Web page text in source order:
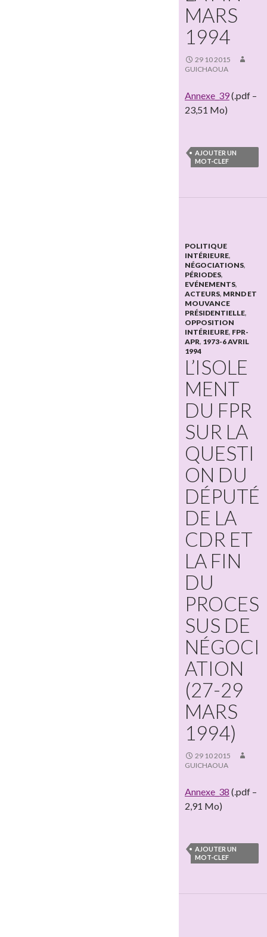
MARS
1994
29 10 2015
GUICHAOUA
Annexe_39(.pdf –
23,51 Mo)
AJOUTER UN
MOT-CLEF
POLITIQUE
INTÉRIEURE,
NÉGOCIATIONS,
PÉRIODES,
EVÉNEMENTS,
ACTEURS, MRND ET
MOUVANCE
PRÉSIDENTIELLE,
OPPOSITION
INTÉRIEURE, FPR-
APR, 1973-6 AVRIL
1994
L’ISOLE
MENT
DU FPR
SUR LA
QUESTI
ON DU
DÉPUTÉ
DE LA
CDR ET
LA FIN
DU
PROCES
SUS DE
NÉGOCI
ATION
(27-29
MARS
1994)
29 10 2015
GUICHAOUA
Annexe_38 (.pdf –
2,91 Mo)
AJOUTER UN
MOT-CLEF